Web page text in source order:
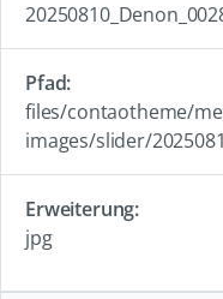
files/contaotheme/
images/slider/
jpg